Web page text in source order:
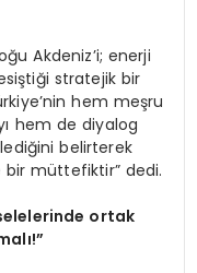
Akdeniz’i; enerji
stratejik bir
hem meşru
hem de diyalog
belirterek
bir müttefiktir” dedi.
ortak